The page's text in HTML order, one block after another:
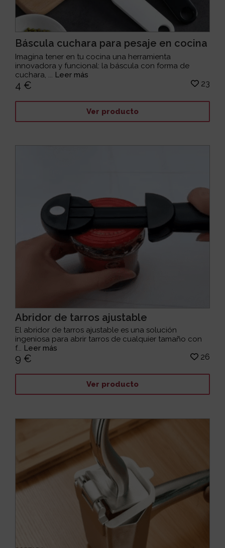
Báscula cuchara para pesaje en cocina
Imagina tener en tu cocina una herramienta
innovadora y funcional: la báscula con forma de
cuchara, ... Leer más
4 € 23
Ver producto
Abridor de tarros ajustable
El abridor de tarros ajustable es una solución
ingeniosa para abrir tarros de cualquier tamaño con
f... Leer más
9 € 26
Ver producto